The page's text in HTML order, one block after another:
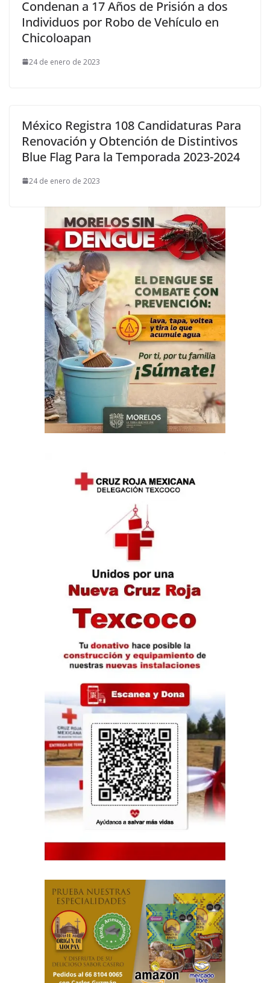
Condenan a 17 Años de Prisión a dos
Individuos por Robo de Vehículo en
Chicoloapan
24 de enero de 2023
México Registra 108 Candidaturas Para
Renovación y Obtención de Distintivos
Blue Flag Para la Temporada 2023-2024
24 de enero de 2023